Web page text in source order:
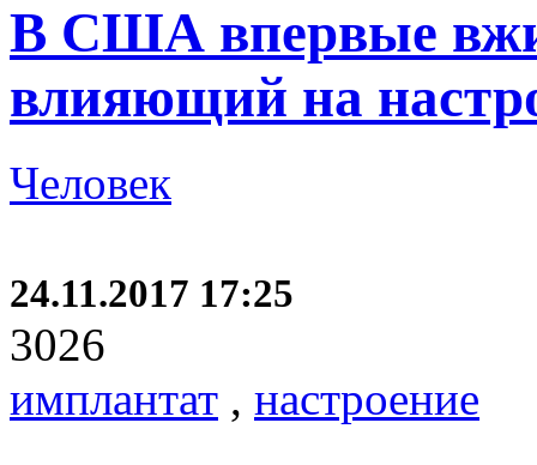
В США впервые
влияющий на
Человек
24.11.2017 17:25
3026
имплантат , настроение